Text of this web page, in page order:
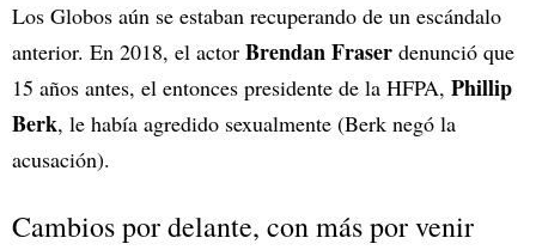
Los Globos aún se estaban recuperando de un escándalo
anterior. En 2018, el actor Brendan Fraser denunció que
15 años antes, el entonces presidente de la HFPA, Phillip
Berk, le había agredido sexualmente (Berk negó la
acusación).
Cambios por delante, con más por venir